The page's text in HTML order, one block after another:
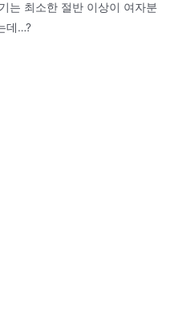
는 최소한 절반 이상이 여자분
데…?